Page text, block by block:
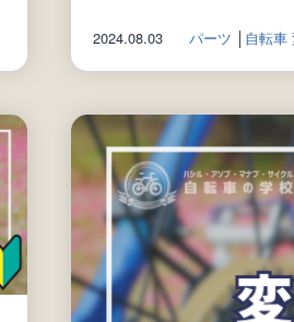
2024.08.03 パーツ 自転車